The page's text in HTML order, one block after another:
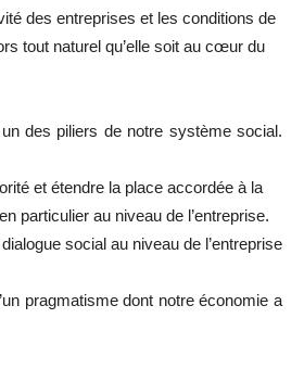
des entreprises et les conditions de
tout naturel qu’elle soit au cœur du
des piliers de notre système social.
et étendre la place accordée à la
particulier au niveau de l’entreprise.
social au niveau de l’entreprise
pragmatisme dont notre économie a